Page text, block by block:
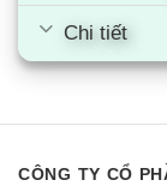
Chi tiết
CÔNG TY CỔ